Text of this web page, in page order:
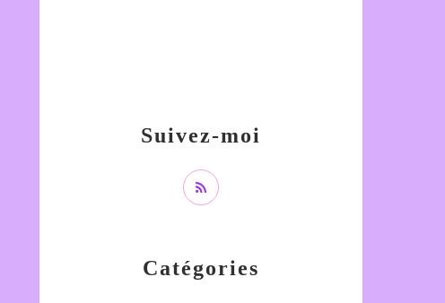
Catégories
Suivez-moi